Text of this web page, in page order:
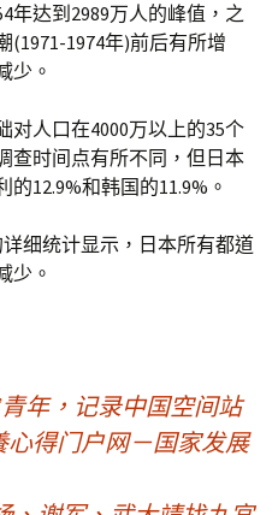
年达到2989万人的峰值，之
(1971-1974年)前后有所增
少。
对人口在4000万以上的35个
查时间点有所不同，但日本
12.9%和韩国的11.9%。
细统计显示，日本所有都道
少。
年，记录中国空间站
心得门户网－国家发展